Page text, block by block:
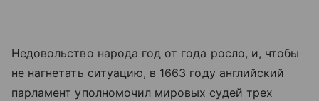
Недовольство народа год от года росло, и, чтобы
не нагнетать ситуацию, в 1663 году английский
парламент уполномочил мировых судей трех